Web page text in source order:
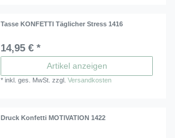
Tasse KONFETTI Täglicher Stress 1416
14,95 € *
Artikel anzeigen
*inkl. ges. MwSt. zzgl.Versandkosten
Druck Konfetti MOTIVATION 1422